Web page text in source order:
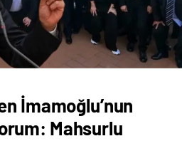
İmamoğlu’nun
Mahsurlu